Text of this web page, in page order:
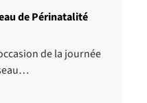
de Périnatalité
de la journée